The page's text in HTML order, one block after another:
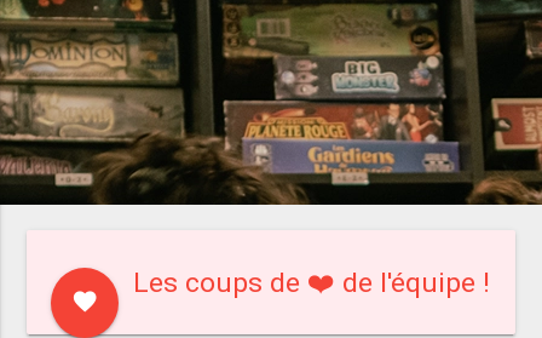
favorite
Les coups de ❤️ de l'équipe !